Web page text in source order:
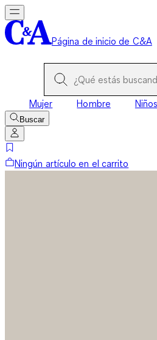
Página de inicio de C&A
Mujer Hombre Niños
Buscar
Ningún artículo en el carrito